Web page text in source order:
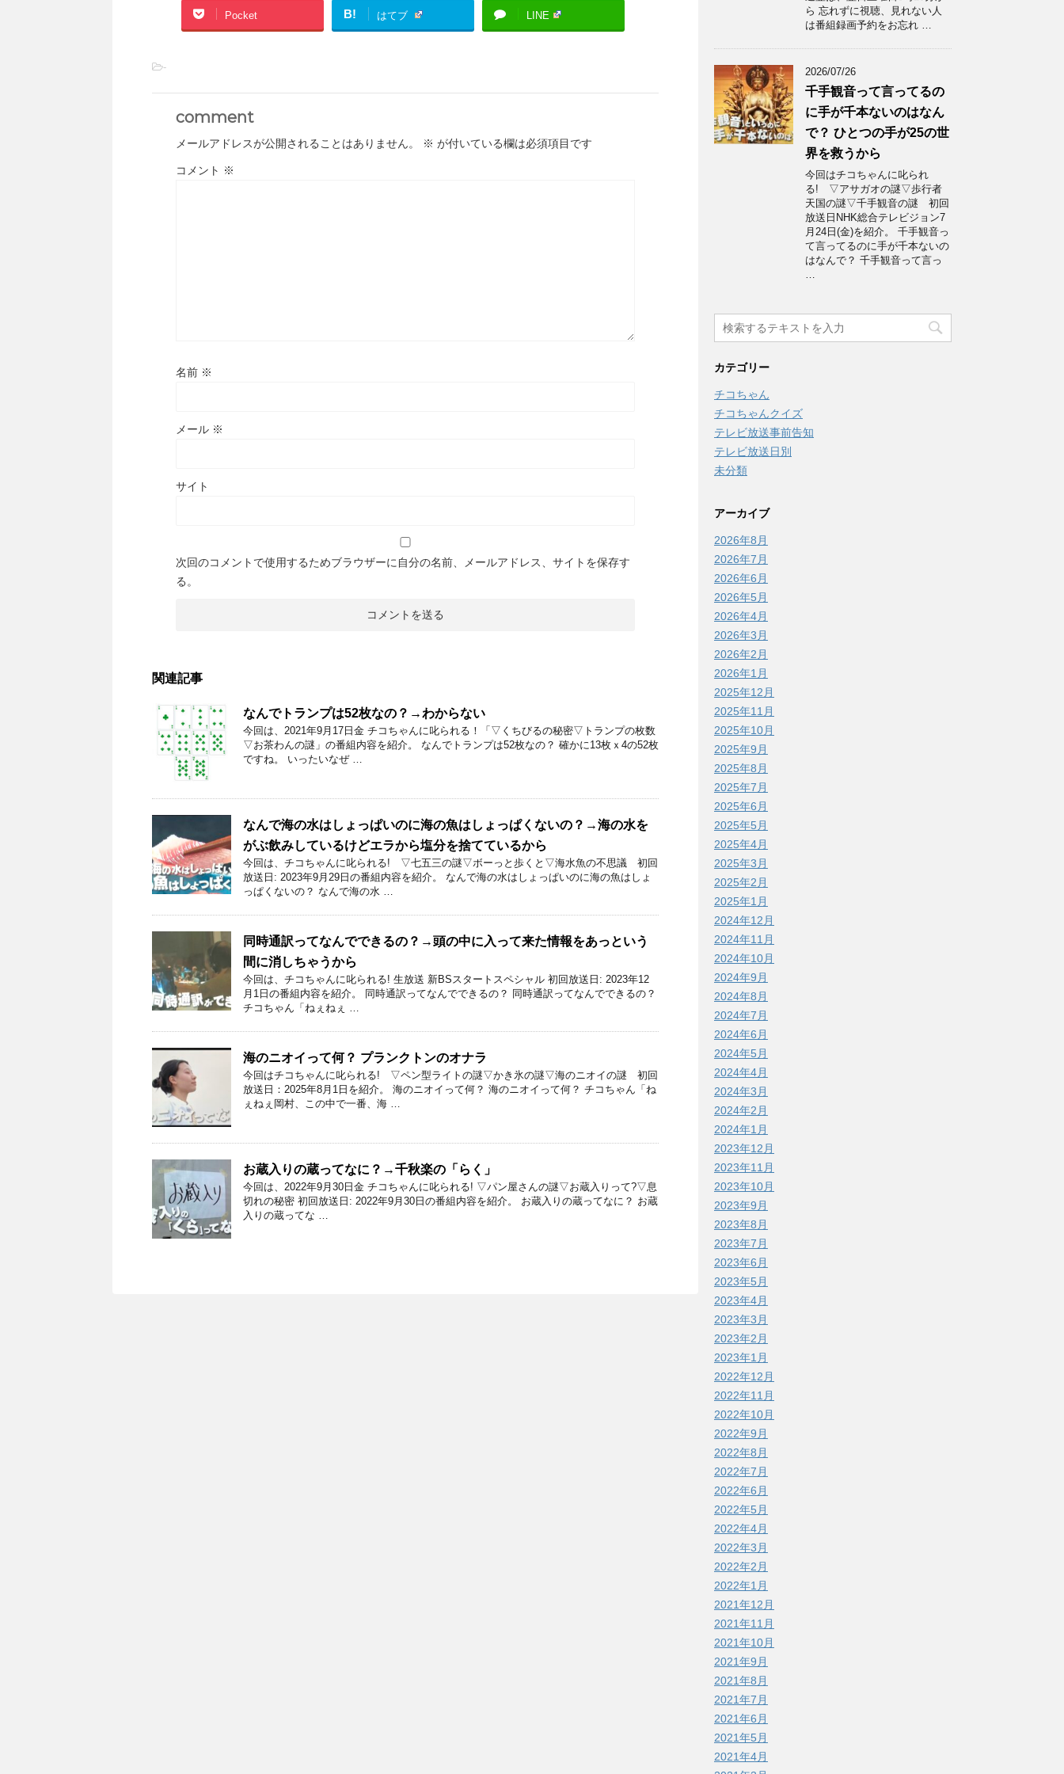
Pocket B! はてブ LINE
-
comment
メールアドレスが公開されることはありません。 ※ が付いている欄は必須項目です
コメント ※
名前 ※
メール ※
サイト
次回のコメントで使用するためブラウザーに自分の名前、メールアドレス、サイトを保存す
る。
関連記事
なんでトランプは52枚なの？→わからない
今回は、2021年9月17日金 チコちゃんに叱られる！「▽くちびるの秘密▽トランプの枚数
▽お茶わんの謎」の番組内容を紹介。 なんでトランプは52枚なの？ 確かに13枚ｘ4の52枚
ですね。 いったいなぜ …
なんで海の水はしょっぱいのに海の魚はしょっぱくないの？→海の水を
がぶ飲みしているけどエラから塩分を捨てているから
今回は、チコちゃんに叱られる! ▽七五三の謎▽ボーっと歩くと▽海水魚の不思議 初回
放送日: 2023年9月29日の番組内容を紹介。 なんで海の水はしょっぱいのに海の魚はしょ
っぱくないの？ なんで海の水 …
同時通訳ってなんでできるの？→頭の中に入って来た情報をあっという
間に消しちゃうから
今回は、チコちゃんに叱られる! 生放送 新BSスタートスペシャル 初回放送日: 2023年12
月1日の番組内容を紹介。 同時通訳ってなんでできるの？ 同時通訳ってなんでできるの？
チコちゃん「ねぇねぇ …
海のニオイって何？ プランクトンのオナラ
今回はチコちゃんに叱られる! ▽ペン型ライトの謎▽かき氷の謎▽海のニオイの謎 初回
放送日：2025年8月1日を紹介。 海のニオイって何？ 海のニオイって何？ チコちゃん「ね
ぇねぇ岡村、この中で一番、海 …
お蔵入りの蔵ってなに？→千秋楽の「らく」
今回は、2022年9月30日金 チコちゃんに叱られる! ▽パン屋さんの謎▽お蔵入りって?▽息
切れの秘密 初回放送日: 2022年9月30日の番組内容を紹介。 お蔵入りの蔵ってなに？ お蔵
入りの蔵ってな …
ら 忘れずに視聴、見れない人
は番組録画予約をお忘れ …
2026/07/26
千手観音って言ってるの
に手が千本ないのはなん
で？ ひとつの手が25の世
界を救うから
今回はチコちゃんに叱られ
る! ▽アサガオの謎▽歩行者
天国の謎▽千手観音の謎 初回
放送日NHK総合テレビジョン7
月24日(金)を紹介。 千手観音っ
て言ってるのに手が千本ないの
はなんで？ 千手観音って言っ
…
カテゴリー
チコちゃん
チコちゃんクイズ
テレビ放送事前告知
テレビ放送日別
未分類
アーカイブ
2026年8月
2026年7月
2026年6月
2026年5月
2026年4月
2026年3月
2026年2月
2026年1月
2025年12月
2025年11月
2025年10月
2025年9月
2025年8月
2025年7月
2025年6月
2025年5月
2025年4月
2025年3月
2025年2月
2025年1月
2024年12月
2024年11月
2024年10月
2024年9月
2024年8月
2024年7月
2024年6月
2024年5月
2024年4月
2024年3月
2024年2月
2024年1月
2023年12月
2023年11月
2023年10月
2023年9月
2023年8月
2023年7月
2023年6月
2023年5月
2023年4月
2023年3月
2023年2月
2023年1月
2022年12月
2022年11月
2022年10月
2022年9月
2022年8月
2022年7月
2022年6月
2022年5月
2022年4月
2022年3月
2022年2月
2022年1月
2021年12月
2021年11月
2021年10月
2021年9月
2021年8月
2021年7月
2021年6月
2021年5月
2021年4月